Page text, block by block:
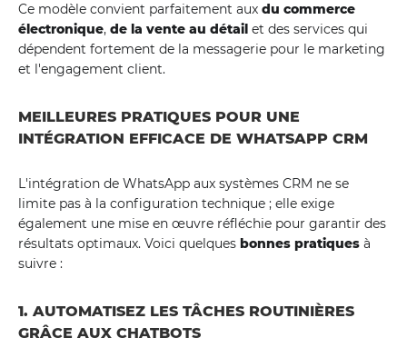
Ce modèle convient parfaitement aux du commerce
électronique, de la vente au détail et des services qui
dépendent fortement de la messagerie pour le marketing
et l'engagement client.
MEILLEURES PRATIQUES POUR UNE
INTÉGRATION EFFICACE DE WHATSAPP CRM
L'intégration de WhatsApp aux systèmes CRM ne se
limite pas à la configuration technique ; elle exige
également une mise en œuvre réfléchie pour garantir des
résultats optimaux. Voici quelques bonnes pratiques à
suivre :
1. AUTOMATISEZ LES TÂCHES ROUTINIÈRES
GRÂCE AUX CHATBOTS